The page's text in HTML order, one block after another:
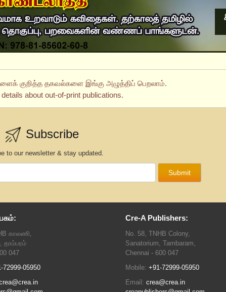
குறித்த தகவல்களை இங்கு அழுத்திப் பெறலாம்.
about out-of-print publications.
Subscribe
to our newsletter & stay updated.
காலணி,
தாம்பரம்
047
72999-05950
Cre-A Publishers:
No. 58, TNHB Colony,
Sanatorium, Tambaram,
Chennai - 600 047
Mobile: +91-72999-05950
Email: crea@crea.in